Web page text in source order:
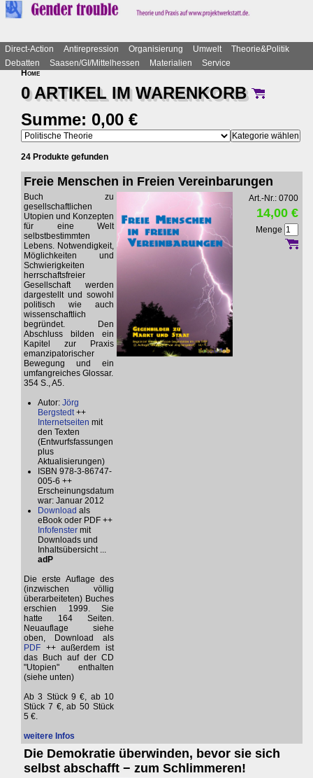
Direct-Action Antirepression Organisierung Umwelt
Theorie&Politik
Debatten
Saasen/GI/Mittelhessen Materialien
Service
Home
0 ARTIKEL IMWARENKORB
Summe: 0,00 €
24 Produkte gefunden
Freie Menschen in Freien Vereinbarungen
Buch zu
gesellschaftlichen
Utopien und Konzepten
für eine Welt
selbstbestimmten
Lebens. Notwendigkeit,
Möglichkeiten und
Schwierigkeiten
herrschaftsfreier
Gesellschaft werden
dargestellt und sowohl
politisch wie auch
wissenschaftlich
begründet. Den
Abschluss bilden ein
Kapitel zur Praxis
emanzipatorischer
Bewegung und ein
umfangreiches Glossar.
354 S., A5.
Autor: Jörg
Bergstedt++
Internetseiten mit
den Texten
(Entwurfsfassungen
plus
Aktualisierungen)
ISBN 978-3-86747-
005-6 ++
Erscheinungsdatum
war: Januar 2012
Download als
eBook oder PDF ++
Infofenster mit
Downloads und
Inhaltsübersicht ...
adP
Die erste Auflage des
(inzwischen völlig
überarbeiteten) Buches
erschien 1999. Sie
hatte 164 Seiten.
Neuauflage siehe
oben, Download als
PDF ++ außerdem ist
das Buch auf der CD
"Utopien" enthalten
(siehe unten)
Ab 3 Stück 9 €, ab 10
Stück 7 €, ab 50 Stück
5 €.
weitere Infos
Art.-Nr.: 0700
14,00 €
Menge
Die Demokratie überwinden, bevor sie sich
selbst abschafft − zum Schlimmeren!